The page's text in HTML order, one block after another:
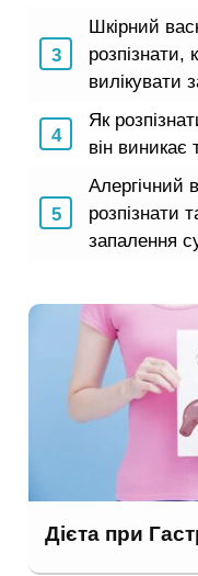
Шкірний
розпізнати,
вилікувати
Як
він
Алергічний
розпізнати
запалення
Дієта при